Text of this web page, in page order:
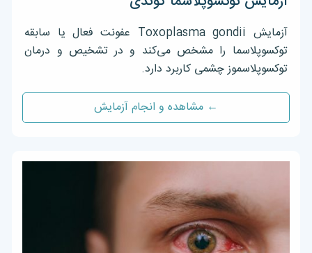
آزمایش Toxoplasma gondii عفونت فعال یا سابقه
توکسوپلاسما را مشخص می‌کند و در تشخیص و درمان
توکسوپلاسموز چشمی کاربرد دارد.
← مشاهده و انجام آزمایش